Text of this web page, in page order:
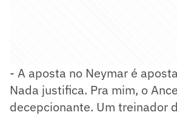
- A aposta no Neymar é
Nada justifica. Pra mim, o
decepcionante. Um treinador